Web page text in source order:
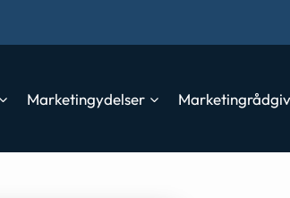
Marketingydelser